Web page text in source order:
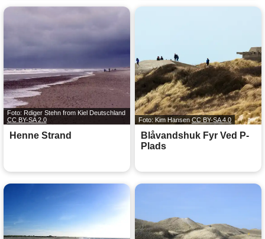
Foto: Rdiger Stehn from Kiel Deutschland
CC BY-SA 2.0
Henne Strand
Foto: Kim Hansen CC BY-SA 4.0
Blåvandshuk Fyr Ved P-
Plads